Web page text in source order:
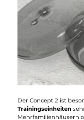
entspannenden
einfach komplett
dem WaterRower
Eindruck das
besondere
Wasserfarbe
Geräuschpegels
eigenen Wohnung
zu stören.